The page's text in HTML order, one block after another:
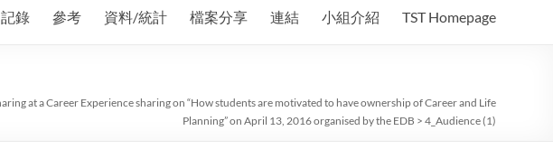
記錄 參考 資料/統計 檔案分享 連結 小組介紹 TST Homepage
at a Career Experience sharing on “How students are motivated to have ownership of Career and Life
Planning” on April 13, 2016 organised by the EDB > 4_Audience (1)